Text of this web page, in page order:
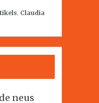
, Claudia
neus